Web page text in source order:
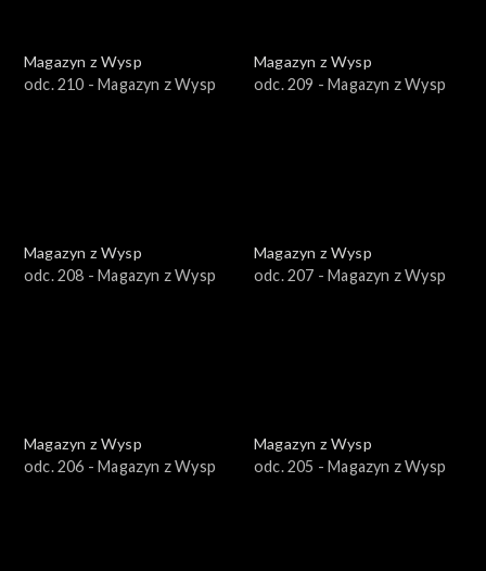
Magazyn z Wysp
odc. 210 - Magazyn z Wysp
Magazyn z Wysp
odc. 209 - Magazyn z Wysp
Magazyn z Wysp
odc. 208 - Magazyn z Wysp
Magazyn z Wysp
odc. 207 - Magazyn z Wysp
Magazyn z Wysp
odc. 206 - Magazyn z Wysp
Magazyn z Wysp
odc. 205 - Magazyn z Wysp